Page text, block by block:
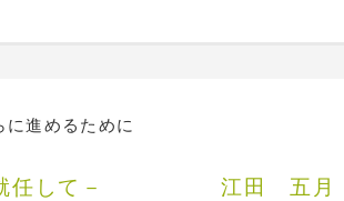
進めるために
に就任して－ 江田 五月